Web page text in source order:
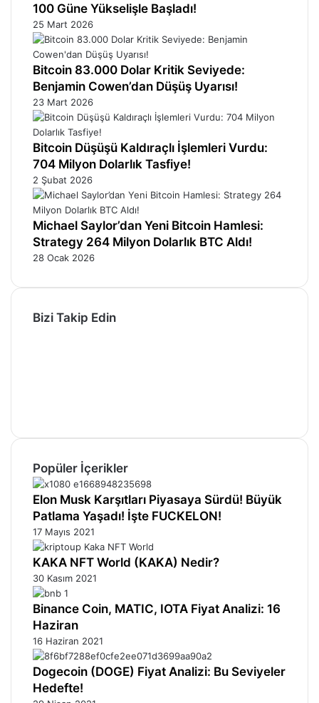
100 Güne Yükselişle Başladı!
25 Mart 2026
Bitcoin 83.000 Dolar Kritik Seviyede:
Benjamin Cowen’dan Düşüş Uyarısı!
23 Mart 2026
Bitcoin Düşüşü Kaldıraçlı İşlemleri Vurdu:
704 Milyon Dolarlık Tasfiye!
2 Şubat 2026
Michael Saylor’dan Yeni Bitcoin Hamlesi:
Strategy 264 Milyon Dolarlık BTC Aldı!
28 Ocak 2026
Bizi Takip Edin
Popüler İçerikler
Elon Musk Karşıtları Piyasaya Sürdü! Büyük
Patlama Yaşadı! İşte FUCKELON!
17 Mayıs 2021
KAKA NFT World (KAKA) Nedir?
30 Kasım 2021
Binance Coin, MATIC, IOTA Fiyat Analizi: 16
Haziran
16 Haziran 2021
Dogecoin (DOGE) Fiyat Analizi: Bu Seviyeler
Hedefte!